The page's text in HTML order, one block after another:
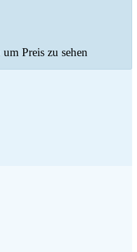
Preis zu sehen